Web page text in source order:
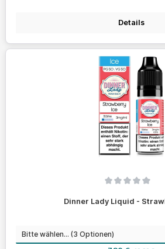
Details
Dinner Lady Liquid -
Nikotinstärkeauswählen